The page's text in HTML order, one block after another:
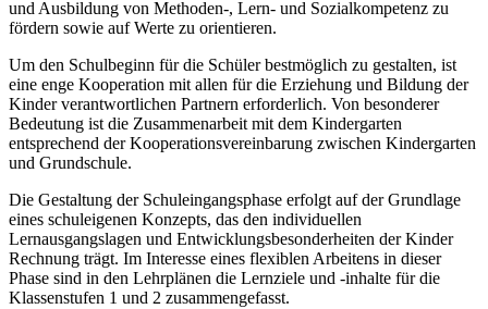
und Ausbildung von Methoden-, Lern- und Sozialkompetenz zu
fördern sowie auf Werte zu orientieren.
Um den Schulbeginn für die Schüler bestmöglich zu gestalten, ist
eine enge Kooperation mit allen für die Erziehung und Bildung der
Kinder verantwortlichen Partnern erforderlich. Von besonderer
Bedeutung ist die Zusammenarbeit mit dem Kindergarten
entsprechend der Kooperationsvereinbarung zwischen Kindergarten
und Grundschule.
Die Gestaltung der Schuleingangsphase erfolgt auf der Grundlage
eines schuleigenen Konzepts, das den individuellen
Lernausgangslagen und Entwicklungsbesonderheiten der Kinder
Rechnung trägt. Im Interesse eines flexiblen Arbeitens in dieser
Phase sind in den Lehrplänen die Lernziele und -inhalte für die
Klassenstufen 1 und 2 zusammengefasst.